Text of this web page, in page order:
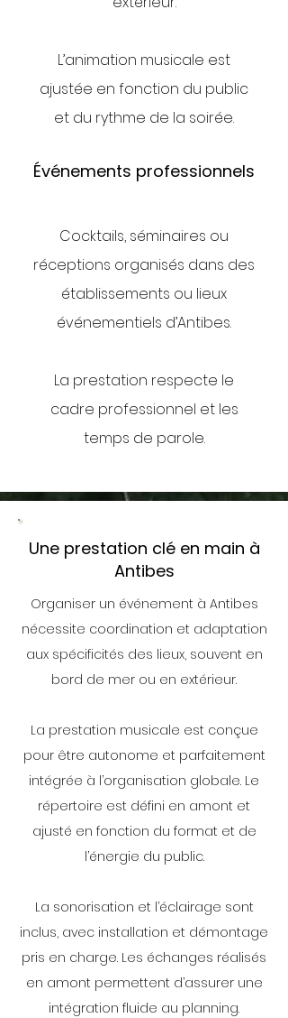
L’animation musicale est
ajustée en fonction du public
et du rythme de la soirée.
Événements professionnels
Cocktails, séminaires ou
réceptions organisés dans des
établissements ou lieux
événementiels d’Antibes.
La prestation respecte le
cadre professionnel et les
temps de parole.
Une prestation clé en main à
Antibes
Organiser un événement à Antibes
nécessite coordination et adaptation
aux spécificités des lieux, souvent en
bord de mer ou en extérieur.
La prestation musicale est conçue
pour être autonome et parfaitement
intégrée à l’organisation globale. Le
répertoire est défini en amont et
ajusté en fonction du format et de
l’énergie du public.
La sonorisation et l’éclairage sont
inclus, avec installation et démontage
pris en charge. Les échanges réalisés
en amont permettent d’assurer une
intégration fluide au planning.